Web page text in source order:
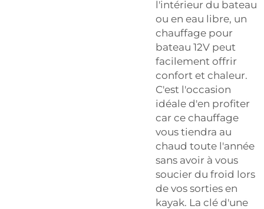
l'intérieur du bateau
ou en eau libre, un
chauffage pour
bateau 12V peut
facilement offrir
confort et chaleur.
C'est l'occasion
idéale d'en profiter
car ce chauffage
vous tiendra au
chaud toute l'année
sans avoir à vous
soucier du froid lors
de vos sorties en
kayak. La clé d'une